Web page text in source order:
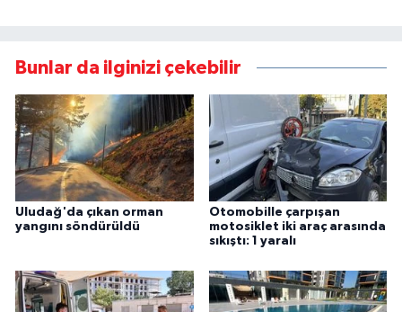
Bunlar da ilginizi çekebilir
Uludağ'da çıkan orman
yangını söndürüldü
Otomobille çarpışan
motosiklet iki araç arasında
sıkıştı: 1 yaralı